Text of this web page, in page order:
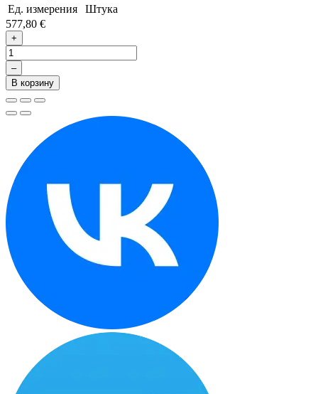
Ед. измерения
Штука
577,80 €
+
–
В корзину